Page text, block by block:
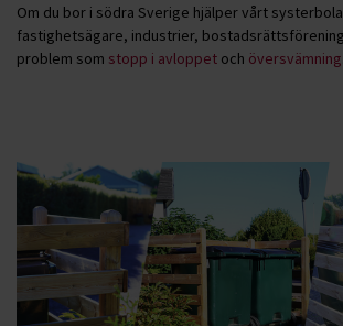
Om du bor i södra Sverige hjälper vårt
fastighetsägare, industrier,
problem som stopp i avloppet och översvämning